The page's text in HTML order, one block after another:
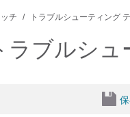
チ トラブルシューティング
ラブルシュ